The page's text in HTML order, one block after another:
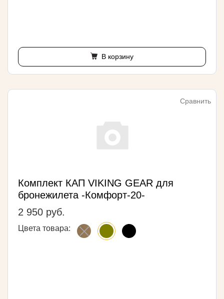
В корзину
Сравнить
Комплект КАП VIKING GEAR для
бронежилета -Комфорт-20-
2 950 руб.
Цвета товара: